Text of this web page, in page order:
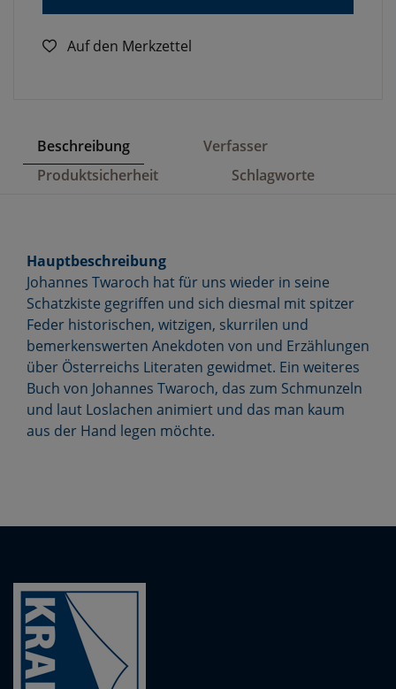
Auf den Merkzettel
Beschreibung
Verfasser
Produktsicherheit
Schlagworte
Hauptbeschreibung
Johannes Twaroch hat für uns wieder in seine
Schatzkiste gegriffen und sich diesmal mit spitzer
Feder historischen, witzigen, skurrilen und
bemerkenswerten Anekdoten von und Erzählungen
über Österreichs Literaten gewidmet. Ein weiteres
Buch von Johannes Twaroch, das zum Schmunzeln
und laut Loslachen animiert und das man kaum
aus der Hand legen möchte.